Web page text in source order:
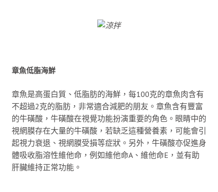
章魚低脂海鮮
章魚是高蛋白質、低脂肪的海鮮，每100克的章魚肉含有
不超過2克的脂肪，非常適合減肥的朋友。章魚含有豐富
的牛磺酸，牛磺酸在視覺功能扮演重要的角色。眼睛中的
視網膜存在大量的牛磺酸，若缺乏這種營養素，可能會引
起視力衰退、視網膜受損等症狀。另外，牛磺酸亦促進身
體吸收脂溶性維他命，例如維他命A、維他命E，並有助
肝臟維持正常功能。